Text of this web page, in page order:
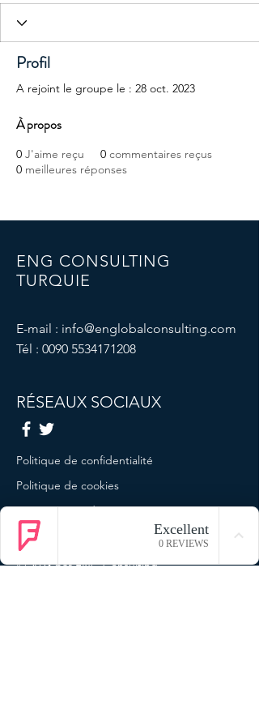
Profil
A rejoint le groupe le : 28 oct. 2023
À propos
0 J'aime reçu 0 commentaires reçus
0 meilleures réponses
ENG CONSULTING
TURQUIE
E-mail : info@englobalconsulting.com
Tél : 0090 5534171208
RÉSEAUX SOCIAUX
Politique de confidentialité
Politique de cookies
Termes et conditions
Mentions légales
© 2023 par ENG Consulting